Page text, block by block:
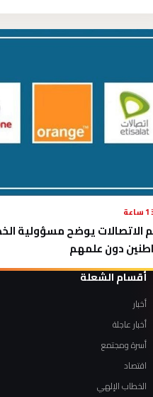
الاتصالات يوضح مسؤولية
دون علمهم
أقسام الشعلة
أخبار
أخبار عاجلة
أسرة ومجتمع
اقتصاد
الخطاب الإلهي